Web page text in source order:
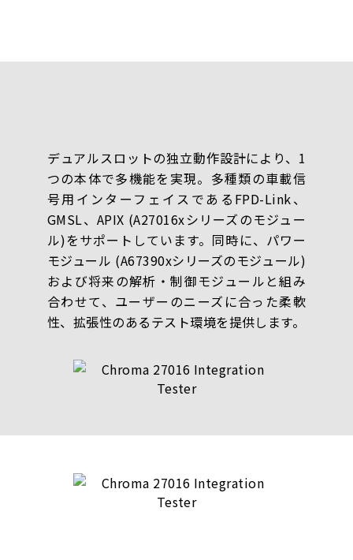
デュアルスロットの独立動作設計により、1
つの本体で多機能を実現。多種類の車載信
号用インターフェイスであるFPD-Link、
GMSL、APIX (A27016xシリーズのモジュー
ル)をサポートしています。同時に、パワー
モジュール (A67390xシリーズのモジュール)
および将来の解析・制御モジュールと組み
合わせて、ユーザーのニーズに合った柔軟
性、拡張性のあるテスト環境を提供します。